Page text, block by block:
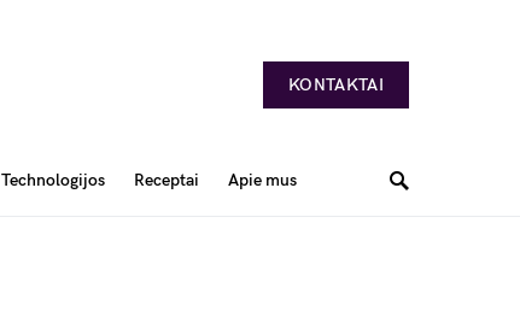
KONTAKTAI
Technologijos Receptai Apie mus